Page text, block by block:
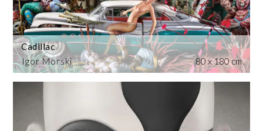
Igor Morski
Cadillac
80 x 180 cm